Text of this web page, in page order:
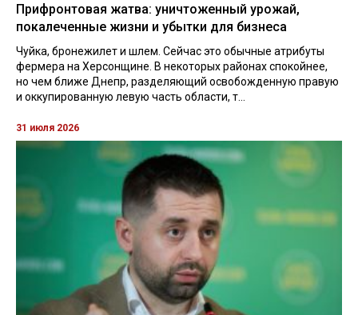
Прифронтовая жатва: уничтоженный урожай,
покалеченные жизни и убытки для бизнеса
Чуйка, бронежилет и шлем. Сейчас это обычные атрибуты
фермера на Херсонщине. В некоторых районах спокойнее,
но чем ближе Днепр, разделяющий освобожденную правую
и оккупированную левую часть области, т...
31 июля 2026